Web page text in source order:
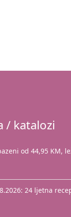
/ katalozi
od 44,95 KM,
24 ljetna